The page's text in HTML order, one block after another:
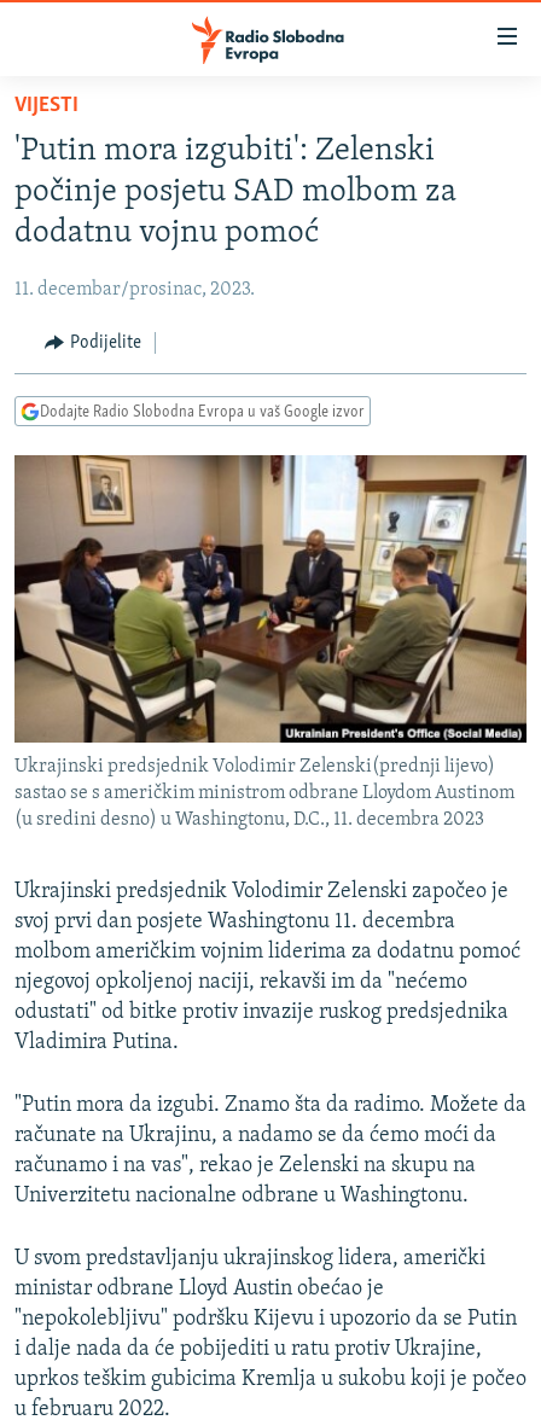
Pređite
glavni
sadržaj
Pređite
na
glavnu
Pređite
na
pretragu
BOSNA I HERCEGOVINA
SRBIJA
CRNA GORA
VIZUELNO
INFOGRAFIKE
RAT U UKRAJINI
KINA NA BALKANU
RSE PRIČE IZ SVIJETA
ISPRIČAJ MI
DNEVNO@RSE
SPECIJALI RSE
VIŠE OD NASLOVA
GENOCID U SREBRENICI
POPLAVE I KLIZIŠTA U BIH 2024.
TV LIBERTY
MOJA EVROPA
TRI DECENIJE OD RATA U BIH
SVE KARTE DEJTONA
NASTANAK I RASPAD JUGOSLAVIJE
PRATITE NAS
Sve RFE/RL stranice
VIJESTI
'Putin mora izgubiti': Zelenski
počinje posjetu SAD molbom za
dodatnu vojnu pomoć
11. decembar/prosinac, 2023.
Podijelite
Dodajte Radio Slobodna Evropa u vaš Google izvor
Ukrajinski predsjednik Volodimir Zelenski(prednji lijevo)
sastao se s američkim ministrom odbrane Lloydom Austinom
(u sredini desno) u Washingtonu, D.C., 11. decembra 2023
Ukrajinski predsjednik Volodimir Zelenski započeo je
svoj prvi dan posjete Washingtonu 11. decembra
molbom američkim vojnim liderima za dodatnu pomoć
njegovoj opkoljenoj naciji, rekavši im da "nećemo
odustati" od bitke protiv invazije ruskog predsjednika
Vladimira Putina.
"Putin mora da izgubi. Znamo šta da radimo. Možete da
računate na Ukrajinu, a nadamo se da ćemo moći da
računamo i na vas", rekao je Zelenski na skupu na
Univerzitetu nacionalne odbrane u Washingtonu.
U svom predstavljanju ukrajinskog lidera, američki
ministar odbrane Lloyd Austin obećao je
"nepokolebljivu" podršku Kijevu i upozorio da se Putin
i dalje nada da će pobijediti u ratu protiv Ukrajine,
uprkos teškim gubicima Kremlja u sukobu koji je počeo
u februaru 2022.